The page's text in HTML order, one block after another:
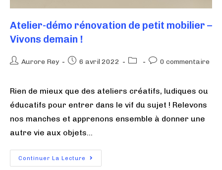
Atelier-démo rénovation de petit mobilier –
Vivons demain !
Aurore Rey 6 avril 2022 0 commentaire
Rien de mieux que des ateliers créatifs, ludiques ou
éducatifs pour entrer dans le vif du sujet ! Relevons
nos manches et apprenons ensemble à donner une
autre vie aux objets…
Continuer La Lecture